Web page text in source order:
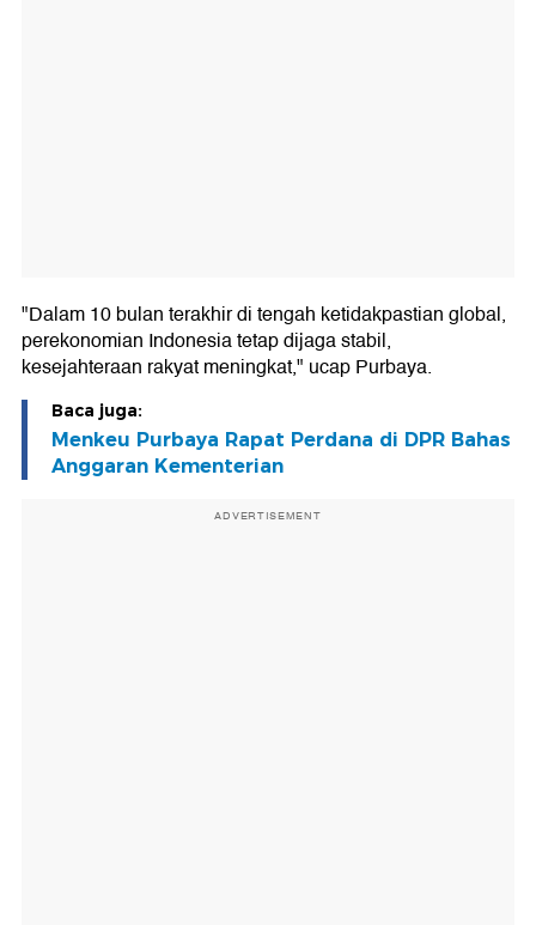
"Dalam 10 bulan terakhir di tengah ketidakpastian global,
perekonomian Indonesia tetap dijaga stabil,
kesejahteraan rakyat meningkat," ucap Purbaya.
Baca juga:
Menkeu Purbaya Rapat Perdana di DPR Bahas
Anggaran Kementerian
ADVERTISEMENT